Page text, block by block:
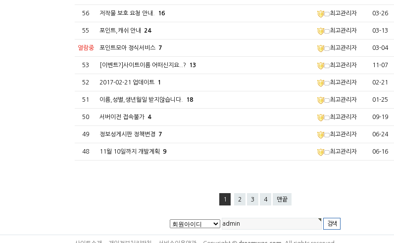
56 저작물 보호 요청 안내. 16 최고관리자 03-26
55 포인트,캐쉬 안내 24 최고관리자 03-13
열람중 포인트모아 정식서비스 7 최고관리자 03-04
53 [이벤트?]사이트이름 어떠신지요..? 13 최고관리자 11-07
52 2017-02-21 업데이트 1 최고관리자 02-21
51 이름,성별,생년월일 받지않습니다. 18 최고관리자 01-25
50 서버이전 접속불가 4 최고관리자 09-19
49 정보성게시판 정책변경 7 최고관리자 06-24
48 11월 10일까지 개발계획 9 최고관리자 06-16
1 2 3 4 맨끝